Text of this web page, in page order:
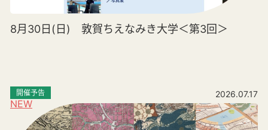
8月30日(日) 敦賀ちえなみき大学＜第3回＞
NEW
開催予告 2026.07.17